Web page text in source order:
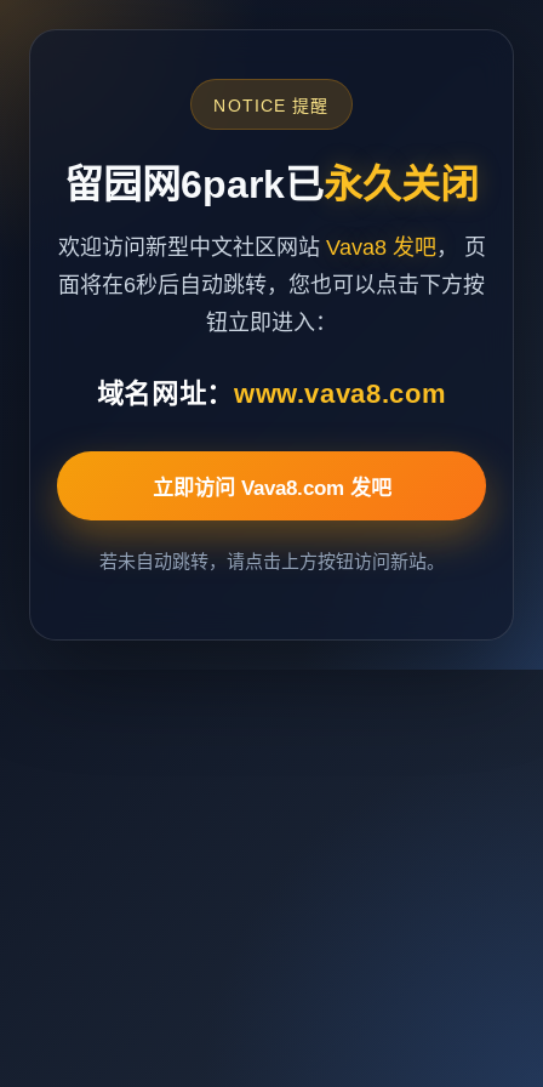
NOTICE 提醒
留园网6park已永久关闭
欢迎访问新型中文社区网站 Vava8 发吧， 页
面将在6秒后自动跳转，您也可以点击下方按
钮立即进入：
域名网址： www.vava8.com
立即访问 Vava8.com 发吧
若未自动跳转，请点击上方按钮访问新站。